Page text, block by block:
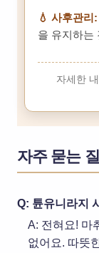
💧 사후관리:
을 유지하는
자세한
자주 묻는 질
Q: 튠유니라지
A: 전혀요! 마
없어요. 따뜻